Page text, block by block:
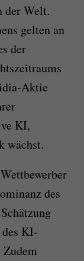
der Welt.
gelten an
der
Aktie
KI,
wächst.
des
KI-